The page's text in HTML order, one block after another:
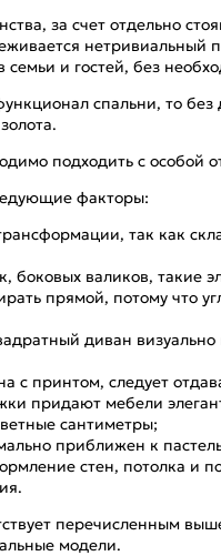
за счет отдельно
нетривиальный
и гостей, без
спальни, то
подходить с особой
факторы:
так как
боковых валиков, такие
прямой, потому что
диван
с принтом, следует
придают мебели
сантиметры;
приближен к
стен, потолка и
перечисленным
модели.